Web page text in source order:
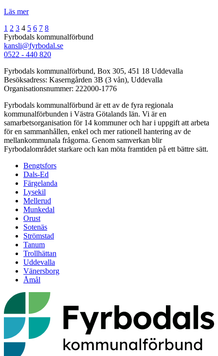
Läs mer
Sidnumrering
för
inlägg
Föregående
1 2 3 4 5 6 7 8Nästa
Fyrbodals kommunalförbund
kansli@fyrbodal.se
0522 - 440 820
Fyrbodals kommunalförbund, Box 305, 451 18 Uddevalla
Besöksadress: Kaserngården 3B (3 vån), Uddevalla
Organisationsnummer: 222000-1776
Fyrbodals kommunalförbund är ett av de fyra regionala
kommunalförbunden i Västra Götalands län. Vi är en
samarbetsorganisation för 14 kommuner och har i uppgift att arbeta
för en sammanhållen, enkel och mer rationell hantering av de
mellankommunala frågorna. Genom samverkan blir
Fyrbodalområdet starkare och kan möta framtiden på ett bättre sätt.
Bengtsfors
Dals-Ed
Färgelanda
Lysekil
Mellerud
Munkedal
Orust
Sotenäs
Strömstad
Tanum
Trollhättan
Uddevalla
Vänersborg
Åmål